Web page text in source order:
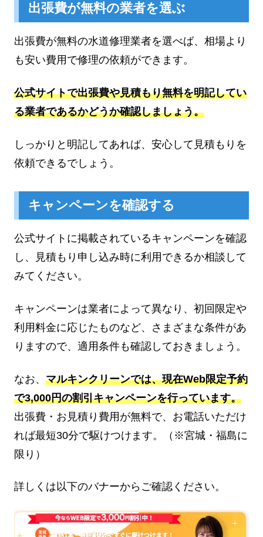
出張費が無料の業者を選ぶ
出張費が無料の水道修理業者を選べば、相場より
も安い費用で修理の依頼ができます。
公式サイトで出張費や見積もり無料を明記してい
る業者であるかどうか確認しましょう。
しっかりと明記してあれば、安心して見積もりを
依頼できるでしょう。
キャンペーンを確認する
公式サイトに掲載されているキャンペーンを確認
し、見積もり申し込み時に利用できるか相談して
みてください。
キャンペーンは業者によって異なり、初回限定や
利用料金に応じたものなど、さまざまな条件があ
りますので、適用条件も確認しておきましょう。
なお、 マルキンクリーンでは、現在Web限定予約
で3,000円の割引キャンペーンを行っています。
出張費・お見積り費用が無料で、お電話いただけ
れば最短30分で駆けつけます。（※宮城・福島に
限り）
詳しくは以下のバナーからご確認ください。